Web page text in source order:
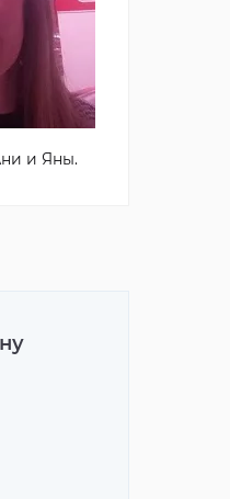
Мы принимаем
Подробнее
и Яны.